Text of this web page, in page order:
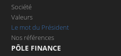
Société
Valeurs
Le mot du Président
Nos références
PÔLE FINANCE